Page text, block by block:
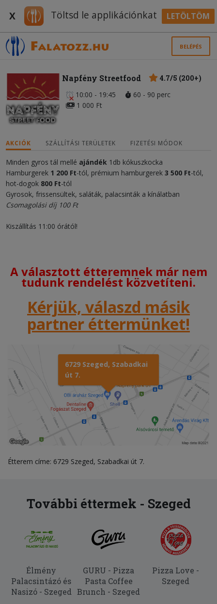
X Töltsd le applikációnkat LETÖLTÖM
BELÉPÉS
Napfény Streetfood
4.7/5 (200+)
10:00 - 19:45
60 - 90 perc
1 000 Ft
AKCIÓK SZÁLLÍTÁSI TERÜLETEK FIZETÉSI MÓDOK
Minden gyros tál mellé ajándék 1db kókuszkocka
Hamburgerek 1 200 Ft-tól, prémium hamburgerek 3 500 Ft-tól,
hot-dogok 800 Ft-tól
Gyrosok, frissensültek, saláták, palacsinták a kínálatban
Csomagolási díj 100 Ft
Kiszállítás 11:00 órától!
A választott étteremnek már nem
tudunk rendelést közvetíteni.
Kérjük, válaszd másik
partner éttermünket!
6729 Szeged, Szabadkai
út 7.
Étterem címe: 6729 Szeged, Szabadkai út 7.
További éttermek - Szeged
Élmény
Palacsintázó és
Nasizó - Szeged
GURU - Pizza
Pasta Coffee
Brunch - Szeged
Pizza Love -
Szeged